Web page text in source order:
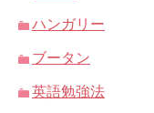
ハンガリー
ブータン
英語勉強法